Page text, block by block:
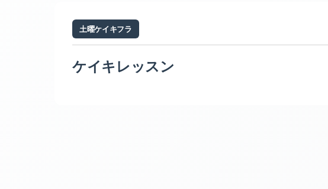
土曜ケイキフラ
ケイキレッスン